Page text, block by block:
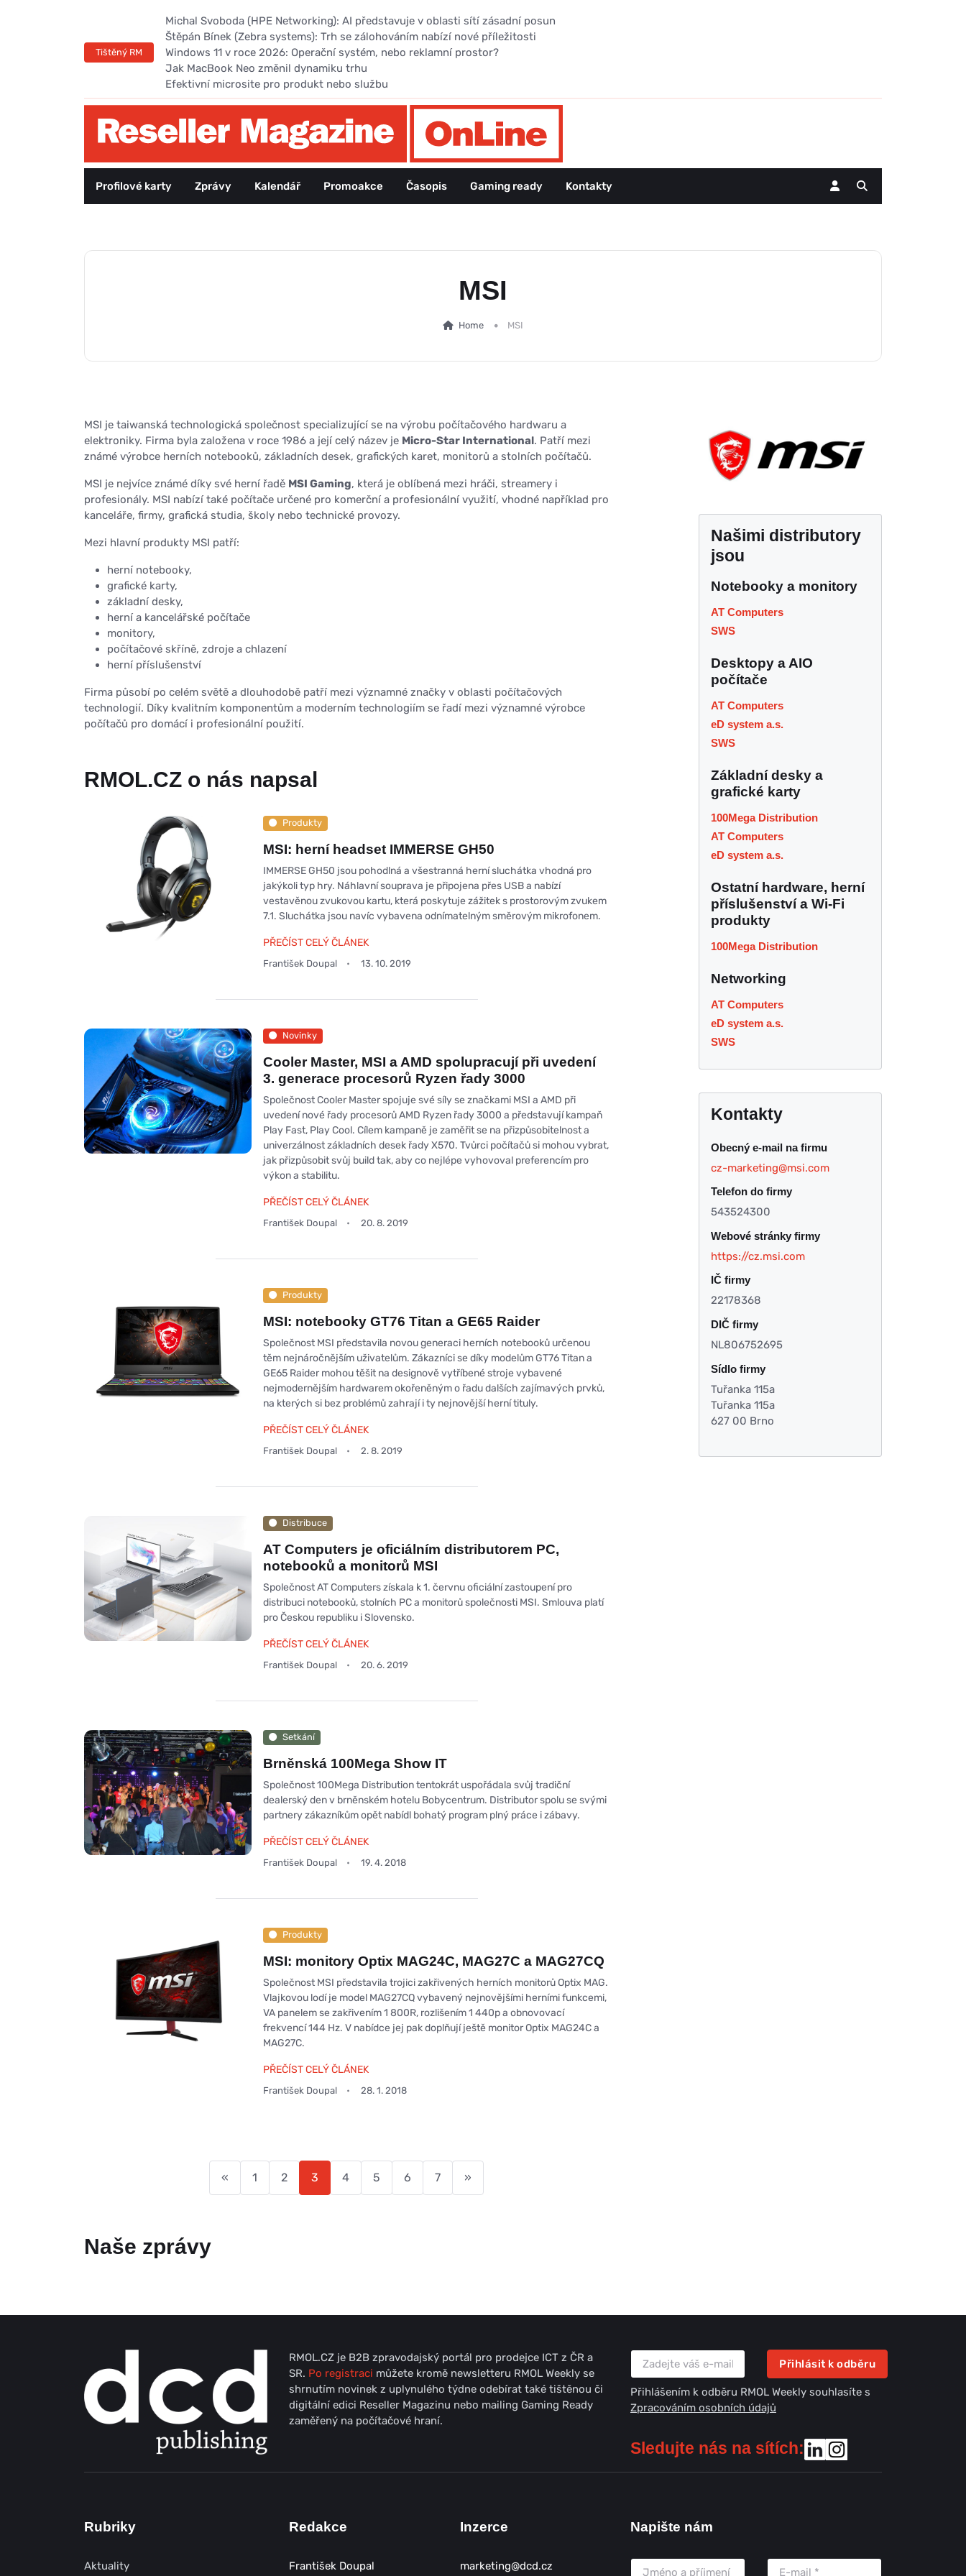
Tištěný RM
Michal Svoboda (HPE Networking): AI představuje v oblasti sítí zásadní posun
Štěpán Bínek (Zebra systems): Trh se zálohováním nabízí nové příležitosti
Windows 11 v roce 2026: Operační systém, nebo reklamní prostor?
Jak MacBook Neo změnil dynamiku trhu
Efektivní microsite pro produkt nebo službu
Profilové karty Zprávy Kalendář Promoakce Časopis Gaming ready Kontakty
MSI
Home MSI
MSI je taiwanská technologická společnost specializující se na výrobu počítačového hardwaru a
elektroniky. Firma byla založena v roce 1986 a její celý název je Micro-Star International. Patří mezi
známé výrobce herních notebooků, základních desek, grafických karet, monitorů a stolních počítačů.
MSI je nejvíce známé díky své herní řadě MSI Gaming, která je oblíbená mezi hráči, streamery i
profesionály. MSI nabízí také počítače určené pro komerční a profesionální využití, vhodné například pro
kanceláře, firmy, grafická studia, školy nebo technické provozy.
Mezi hlavní produkty MSI patří:
herní notebooky,
grafické karty,
základní desky,
herní a kancelářské počítače
monitory,
počítačové skříně, zdroje a chlazení
herní příslušenství
Firma působí po celém světě a dlouhodobě patří mezi významné značky v oblasti počítačových
technologií. Díky kvalitním komponentům a moderním technologiím se řadí mezi významné výrobce
počítačů pro domácí i profesionální použití.
RMOL.CZ o nás napsal
Produkty
MSI: herní headset IMMERSE GH50
IMMERSE GH50 jsou pohodlná a všestranná herní sluchátka vhodná pro
jakýkoli typ hry. Náhlavní souprava je připojena přes USB a nabízí
vestavěnou zvukovou kartu, která poskytuje zážitek s prostorovým zvukem
7.1. Sluchátka jsou navíc vybavena odnímatelným směrovým mikrofonem.
PŘEČÍST CELÝ ČLÁNEK
František Doupal 13. 10. 2019
Novinky
Cooler Master, MSI a AMD spolupracují při uvedení
3. generace procesorů Ryzen řady 3000
Společnost Cooler Master spojuje své síly se značkami MSI a AMD při
uvedení nové řady procesorů AMD Ryzen řady 3000 a představují kampaň
Play Fast, Play Cool. Cílem kampaně je zaměřit se na přizpůsobitelnost a
univerzálnost základních desek řady X570. Tvůrci počítačů si mohou vybrat,
jak přizpůsobit svůj build tak, aby co nejlépe vyhovoval preferencím pro
výkon a stabilitu.
PŘEČÍST CELÝ ČLÁNEK
František Doupal 20. 8. 2019
Produkty
MSI: notebooky GT76 Titan a GE65 Raider
Společnost MSI představila novou generaci herních notebooků určenou
těm nejnáročnějším uživatelům. Zákazníci se díky modelům GT76 Titan a
GE65 Raider mohou těšit na designově vytříbené stroje vybavené
nejmodernějším hardwarem okořeněným o řadu dalších zajímavých prvků,
na kterých si bez problémů zahrají i ty nejnovější herní tituly.
PŘEČÍST CELÝ ČLÁNEK
František Doupal 2. 8. 2019
Distribuce
AT Computers je oficiálním distributorem PC,
notebooků a monitorů MSI
Společnost AT Computers získala k 1. červnu oficiální zastoupení pro
distribuci notebooků, stolních PC a monitorů společnosti MSI. Smlouva platí
pro Českou republiku i Slovensko.
PŘEČÍST CELÝ ČLÁNEK
František Doupal 20. 6. 2019
Setkání
Brněnská 100Mega Show IT
Společnost 100Mega Distribution tentokrát uspořádala svůj tradiční
dealerský den v brněnském hotelu Bobycentrum. Distributor spolu se svými
partnery zákazníkům opět nabídl bohatý program plný práce i zábavy.
PŘEČÍST CELÝ ČLÁNEK
František Doupal 19. 4. 2018
Produkty
MSI: monitory Optix MAG24C, MAG27C a MAG27CQ
Společnost MSI představila trojici zakřivených herních monitorů Optix MAG.
Vlajkovou lodí je model MAG27CQ vybavený nejnovějšími herními funkcemi,
VA panelem se zakřivením 1 800R, rozlišením 1 440p a obnovovací
frekvencí 144 Hz. V nabídce jej pak doplňují ještě monitor Optix MAG24C a
MAG27C.
PŘEČÍST CELÝ ČLÁNEK
František Doupal 28. 1. 2018
« 1 2 3 4 5 6 7 »
Naše zprávy
Našimi distributory
jsou
Notebooky a monitory
AT Computers
SWS
Desktopy a AIO
počítače
AT Computers
eD system a.s.
SWS
Základní desky a
grafické karty
100Mega Distribution
AT Computers
eD system a.s.
Ostatní hardware, herní
příslušenství a Wi-Fi
produkty
100Mega Distribution
Networking
AT Computers
eD system a.s.
SWS
Kontakty
Obecný e-mail na firmu
cz-marketing@msi.com
Telefon do firmy
543524300
Webové stránky firmy
https://cz.msi.com
IČ firmy
22178368
DIČ firmy
NL806752695
Sídlo firmy
Tuřanka 115a
Tuřanka 115a
627 00 Brno
RMOL.CZ je B2B zpravodajský portál pro prodejce ICT z ČR a
SR. Po registraci můžete kromě newsletteru RMOL Weekly se
shrnutím novinek z uplynulého týdne odebírat také tištěnou či
digitální edici Reseller Magazinu nebo mailing Gaming Ready
zaměřený na počítačové hraní.
Přihlásit k odběru
Přihlášením k odběru RMOL Weekly souhlasíte s
Zpracováním osobních údajů
Sledujte nás na sítích:
Rubriky
Aktuality
Redakce
František Doupal
Inzerce
marketing@dcd.cz
Napište nám